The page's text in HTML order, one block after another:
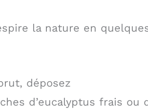
la nature en
déposez
d’eucalyptus frais ou